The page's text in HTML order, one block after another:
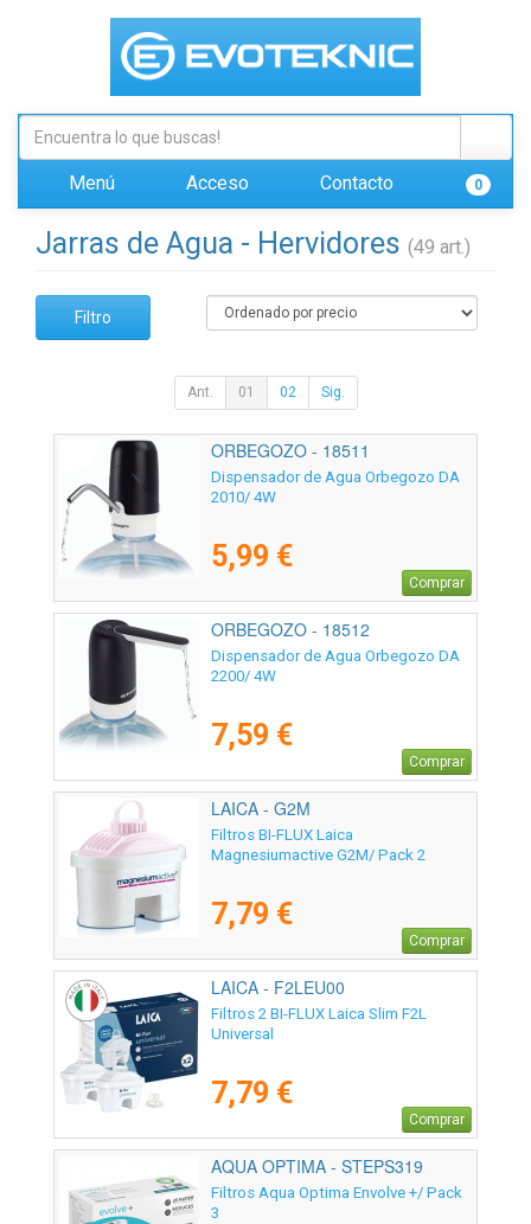
Menú Acceso Contacto 0
Jarras de Agua - Hervidores (49 art.)
Filtro
Ant. 01 02 Sig.
ORBEGOZO - 18511
Dispensador de Agua Orbegozo DA
2010/ 4W
5,99 €
Comprar
ORBEGOZO - 18512
Dispensador de Agua Orbegozo DA
2200/ 4W
7,59 €
Comprar
LAICA - G2M
Filtros BI-FLUX Laica
Magnesiumactive G2M/ Pack 2
7,79 €
Comprar
LAICA - F2LEU00
Filtros 2 BI-FLUX Laica Slim F2L
Universal
7,79 €
Comprar
AQUA OPTIMA - STEPS319
Filtros Aqua Optima Envolve +/ Pack
3